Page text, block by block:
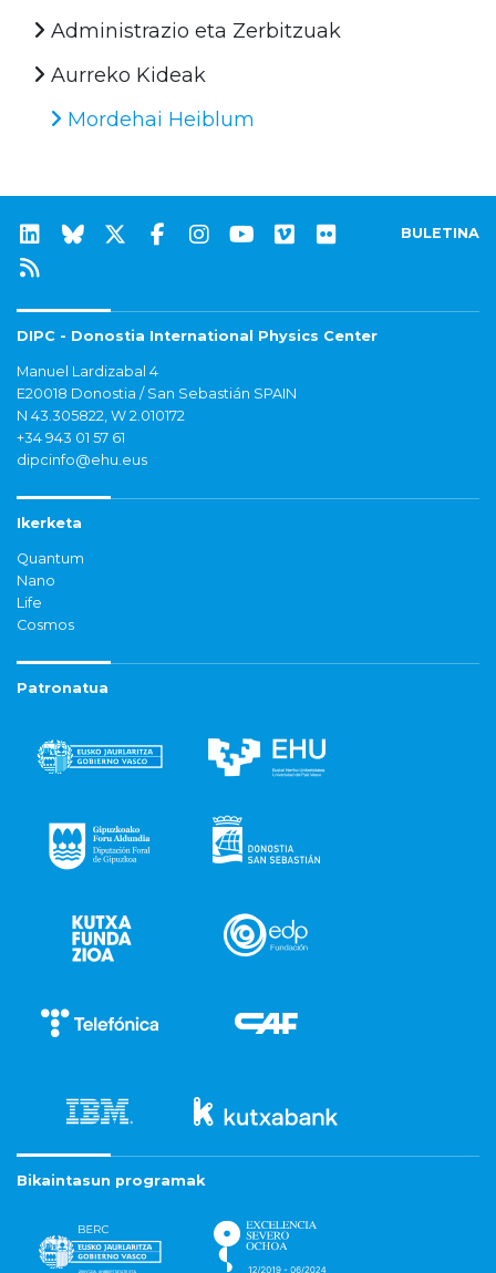
Administrazio eta Zerbitzuak
Aurreko Kideak
Mordehai Heiblum
BULETINA
DIPC - Donostia International Physics Center
Manuel Lardizabal 4
E20018 Donostia / San Sebastián SPAIN
N 43.305822, W 2.010172
+34 943 01 57 61
dipcinfo@ehu.eus
Ikerketa
Quantum
Nano
Life
Cosmos
Patronatua
Bikaintasun programak